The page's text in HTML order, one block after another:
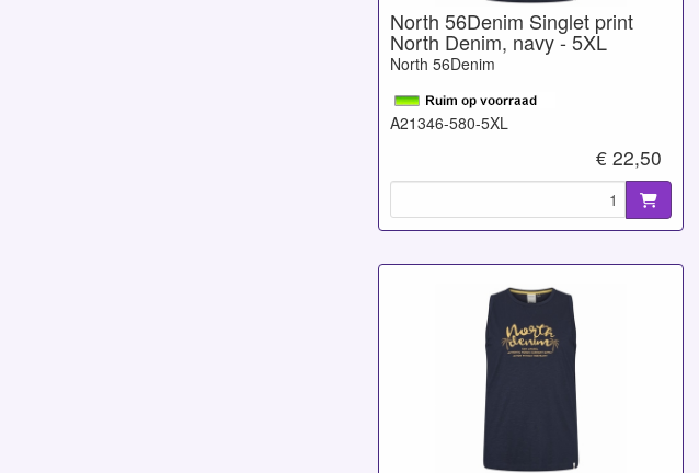
North 56Denim Singlet print
North Denim, navy - 5XL
North 56Denim
A21346-580-5XL
€ 22,50